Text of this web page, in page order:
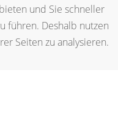
und Sie schneller
führen. Deshalb nutzen
Seiten zu analysieren.